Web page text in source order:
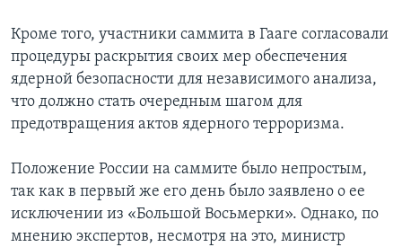
Кроме того, участники саммита в Гааге согласовали
процедуры раскрытия своих мер обеспечения
ядерной безопасности для независимого анализа,
что должно стать очередным шагом для
предотвращения актов ядерного терроризма.
Положение России на саммите было непростым,
так как в первый же его день было заявлено о ее
исключении из «Большой Восьмерки». Однако, по
мнению экспертов, несмотря на это, министр